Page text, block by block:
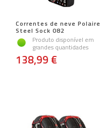
Correntes de neve Polaire
Steel Sock 082
Produto disponível em
grandes quantidades
138,99 €